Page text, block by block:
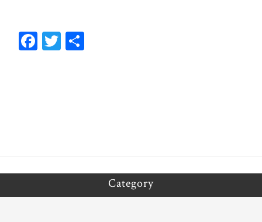
Fa T
Category